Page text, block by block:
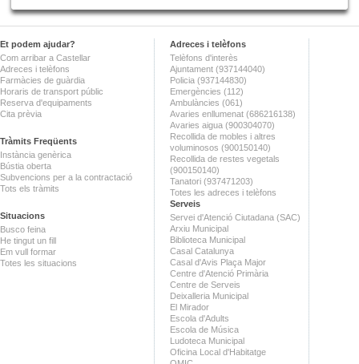
Et podem ajudar?
Com arribar a Castellar
Adreces i telèfons
Farmàcies de guàrdia
Horaris de transport públic
Reserva d'equipaments
Cita prèvia
Tràmits Freqüents
Instància genèrica
Bústia oberta
Subvencions per a la contractació
Tots els tràmits
Situacions
Busco feina
He tingut un fill
Em vull formar
Totes les situacions
Adreces i telèfons
Telèfons d'interès
Ajuntament (937144040)
Policia (937144830)
Emergències (112)
Ambulàncies (061)
Avaries enllumenat (686216138)
Avaries aigua (900304070)
Recollida de mobles i altres
voluminosos (900150140)
Recollida de restes vegetals
(900150140)
Tanatori (937471203)
Totes les adreces i telèfons
Serveis
Servei d'Atenció Ciutadana (SAC)
Arxiu Municipal
Biblioteca Municipal
Casal Catalunya
Casal d'Avis Plaça Major
Centre d'Atenció Primària
Centre de Serveis
Deixalleria Municipal
El Mirador
Escola d'Adults
Escola de Música
Ludoteca Municipal
Oficina Local d'Habitatge